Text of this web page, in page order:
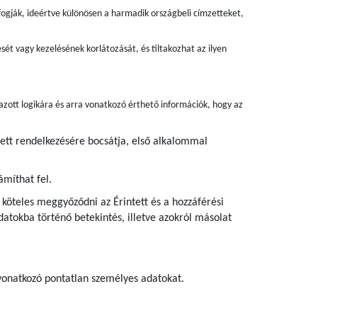
ideértve különösen a harmadik országbeli címzetteket,
vagy kezelésének korlátozását, és tiltakozhat az ilyen
logikára és arra vonatkozó érthető információk, hogy az
rendelkezésére bocsátja, első alkalommal
fel.
meggyőződni az Érintett és a hozzáférési
történő betekintés, illetve azokról másolat
pontatlan személyes adatokat.